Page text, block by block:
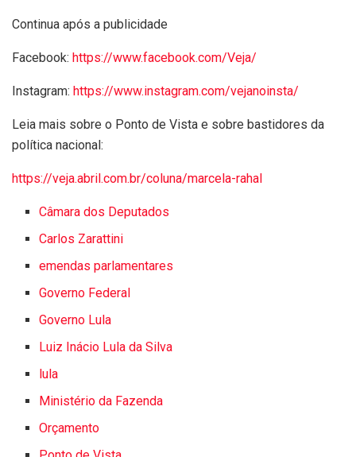
Continua após a publicidade
Facebook: https://www.facebook.com/Veja/
Instagram: https://www.instagram.com/vejanoinsta/
Leia mais sobre o Ponto de Vista e sobre bastidores da
política nacional:
https://veja.abril.com.br/coluna/marcela-rahal
Câmara dos Deputados
Carlos Zarattini
emendas parlamentares
Governo Federal
Governo Lula
Luiz Inácio Lula da Silva
lula
Ministério da Fazenda
Orçamento